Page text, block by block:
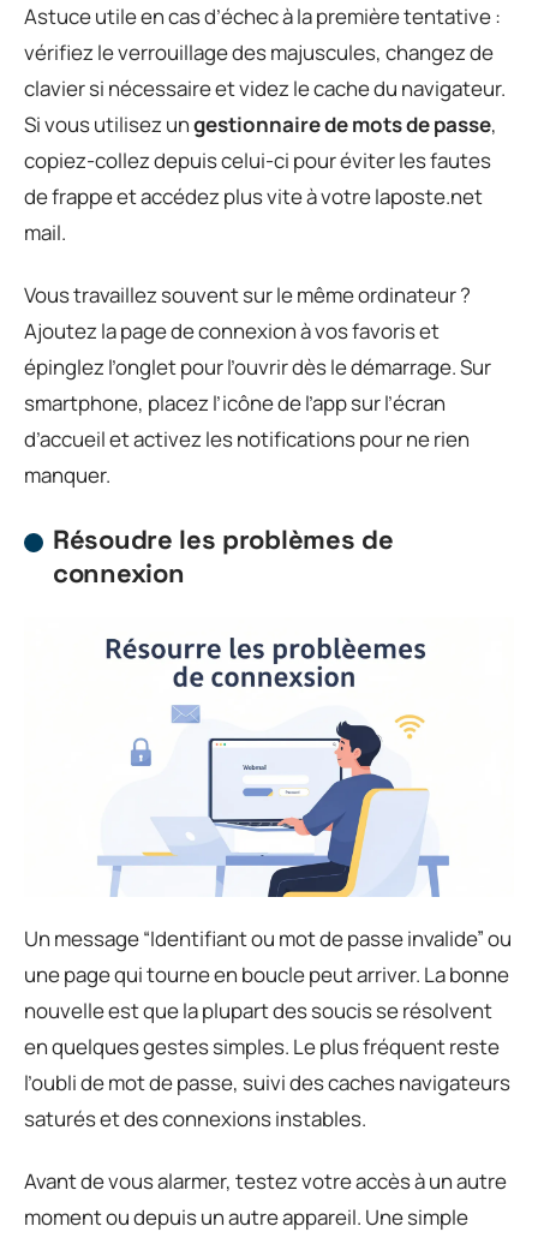
Astuce utile en cas d’échec à la première tentative :
vérifiez le verrouillage des majuscules, changez de
clavier si nécessaire et videz le cache du navigateur.
Si vous utilisez ungestionnaire de mots de passe,
copiez-collez depuis celui-ci pour éviter les fautes
de frappe et accédez plus vite à votre laposte.net
mail.
Vous travaillez souvent sur le même ordinateur ?
Ajoutez la page de connexion à vos favoris et
épinglez l’onglet pour l’ouvrir dès le démarrage. Sur
smartphone, placez l’icône de l’app sur l’écran
d’accueil et activez les notifications pour ne rien
manquer.
Résoudre les problèmes de
connexion
Un message “Identifiant ou mot de passe invalide” ou
une page qui tourne en boucle peut arriver. La bonne
nouvelle est que la plupart des soucis se résolvent
en quelques gestes simples. Le plus fréquent reste
l’oubli de mot de passe, suivi des caches navigateurs
saturés et des connexions instables.
Avant de vous alarmer, testez votre accès à un autre
moment ou depuis un autre appareil. Une simple